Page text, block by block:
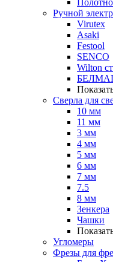
Ручной
Virutex
Asaki
Festool
SENCO
Wilton
Сверла для
10 мм
11 мм
3 мм
4 мм
5 мм
6 мм
7 мм
7.5
8 мм
Зенкера
Чашки
Угломеры
Фрезы для